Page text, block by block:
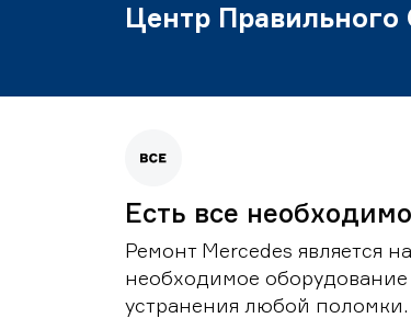
Центр
Есть все
Ремонт Mercedes является
необходимое
устранения любой поломки.